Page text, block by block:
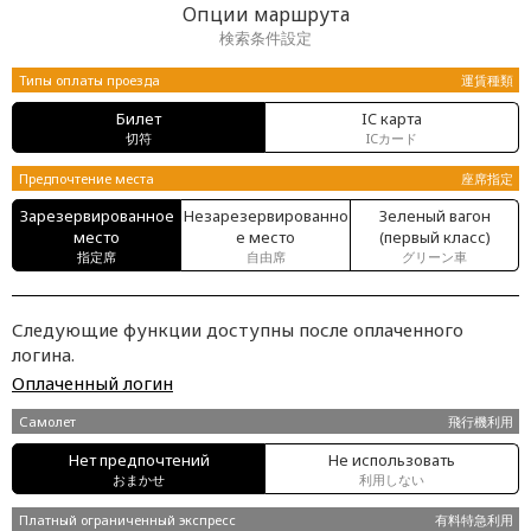
Опции маршрута
検索条件設定
Типы оплаты проезда 運賃種類
Билет
切符
IC карта
ICカード
Предпочтение места 座席指定
Зарезервированное
место
指定席
Незарезервированно
е место
自由席
Зеленый вагон
(первый класс)
グリーン車
Следующие функции доступны после оплаченного
логина.
Оплаченный логин
Самолет 飛行機利用
Нет предпочтений
おまかせ
Не использовать
利用しない
Платный ограниченный экспресс 有料特急利用